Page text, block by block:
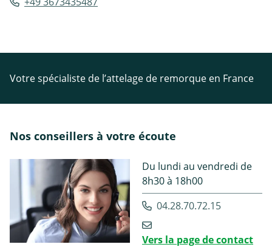
Votre spécialiste de l’attelage de remorque en France
Nos conseillers à votre écoute
Du lundi au vendredi de
8h30 à 18h00
04.28.70.72.15
Vers la page de contact